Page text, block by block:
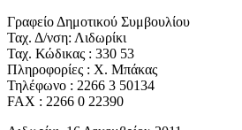
Γραφείο Δημοτικού Συμβουλίου
Ταχ. Δ/νση: Λιδωρίκι
Ταχ. Κώδικας : 330 53
Πληροφορίες : Χ. Μπάκας
Τηλέφωνο : 2266 3 50134
FAX : 2266 0 22390